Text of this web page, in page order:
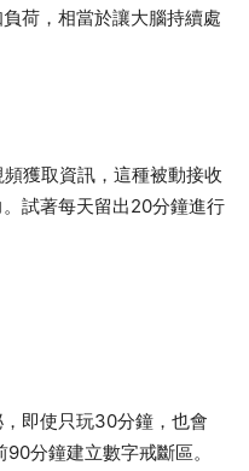
荷，相當於讓大腦持續處
獲取資訊，這種被動接收
試著每天留出20分鐘進行
即使只玩30分鐘，也會
分鐘建立數字戒斷區。